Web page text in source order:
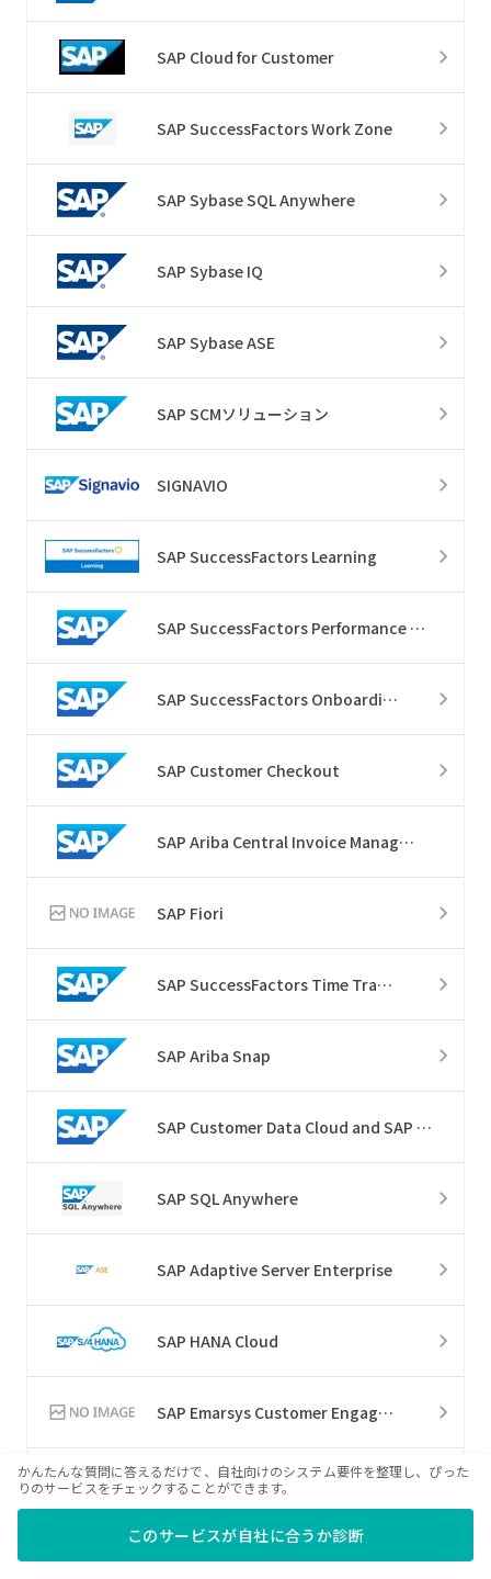
SAP Cloud for Customer
SAP SuccessFactors Work Zone
SAP Sybase SQL Anywhere
SAP Sybase IQ
SAP Sybase ASE
SAP SCMソリューション
SIGNAVIO
SAP SuccessFactors Learning
SAP SuccessFactors Performance & Goals
SAP SuccessFactors Onboarding
SAP Customer Checkout
SAP Ariba Central Invoice Management​
SAP Fiori
SAP SuccessFactors Time Tracking
SAP Ariba Snap
SAP Customer Data Cloud and SAP Customer Data Platform
SAP SQL Anywhere
SAP Adaptive Server Enterprise
SAP HANA Cloud
SAP Emarsys Customer Engagement
SAP Commerce Cloud
かんたんな質問に答えるだけで、自社向けのシステム要件を整理し、ぴった
りのサービスをチェックすることができます。
このサービスが自社に合うか診断